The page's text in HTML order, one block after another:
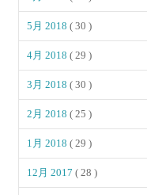
5月 2018( 30 )
4月 2018( 29 )
3月 2018( 30 )
2月 2018( 25 )
1月 2018( 29 )
12月 2017( 28 )